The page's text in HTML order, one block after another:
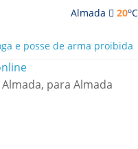
Almada 20oC
e posse de arma proibida
ensinamentos necessários
ASAE detectam
“foi um problema de má
para Almada